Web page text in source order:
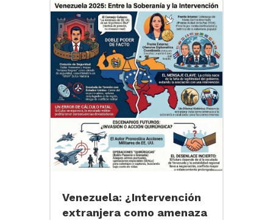
Venezuela: ¿Intervención
extranjera como amenaza